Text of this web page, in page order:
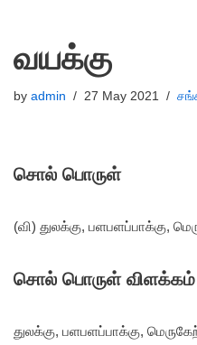
வயக்கு
by admin 27 May 2021
சொல் பொருள்
(வி) துலக்கு, பளபளப்பாக்கு,
சொல் பொருள் விளக்கம்
துலக்கு, பளபளப்பாக்கு,